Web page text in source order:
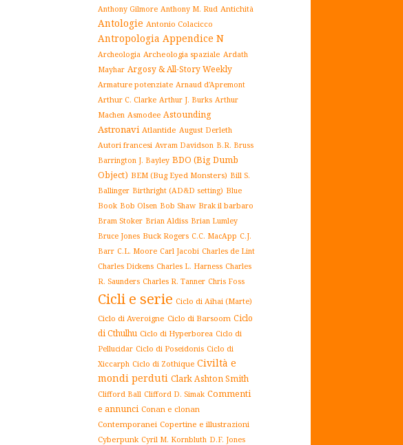
Anthony Gilmore Anthony M. Rud Antichità
Antologie Antonio Colacicco
Antropologia Appendice N
Archeologia Archeologia spaziale Ardath
Mayhar Argosy & All-Story Weekly
Armature potenziate Arnaud d'Apremont
Arthur C. Clarke Arthur J. Burks Arthur
Machen Asmodee Astounding
Astronavi Atlantide August Derleth
Autori francesi Avram Davidson B.R. Bruss
Barrington J. Bayley BDO (Big Dumb
Object) BEM (Bug Eyed Monsters) Bill S.
Ballinger Birthright (AD&D setting) Blue
Book Bob Olsen Bob Shaw Brak il barbaro
Bram Stoker Brian Aldiss Brian Lumley
Bruce Jones Buck Rogers C.C. MacApp C.J.
Barr C.L. Moore Carl Jacobi Charles de Lint
Charles Dickens Charles L. Harness Charles
R. Saunders Charles R. Tanner Chris Foss
Cicli e serie Ciclo di Aihai (Marte)
Ciclo di Averoigne Ciclo di Barsoom Ciclo
di Cthulhu Ciclo di Hyperborea Ciclo di
Pellucidar Ciclo di Poseidonis Ciclo di
Xiccarph Ciclo di Zothique Civiltà e
mondi perduti Clark Ashton Smith
Clifford Ball Clifford D. Simak Commenti
e annunci Conan e clonan
Contemporanei Copertine e illustrazioni
Cyberpunk Cyril M. Kornbluth D.F. Jones